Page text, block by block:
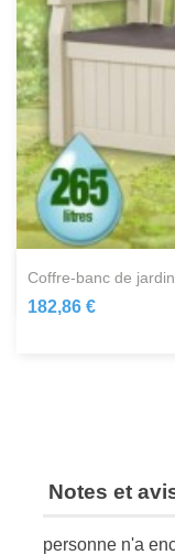
coffre-banc de
182,86 €
Notes et
personne n'a